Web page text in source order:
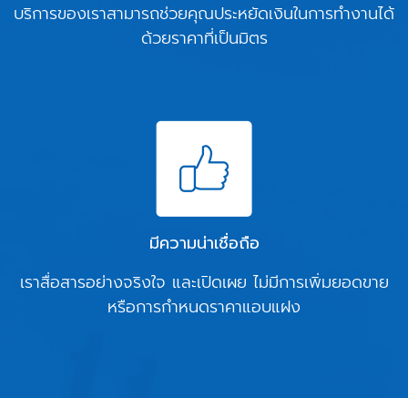
บริการของเราสามารถช่วยคุณประหยัดเงินในการทำงานได้
ด้วยราคาที่เป็นมิตร
มีความน่าเชื่อถือ
เราสื่อสารอย่างจริงใจ และเปิดเผย ไม่มีการเพิ่มยอดขาย
หรือการกำหนดราคาแอบแฝง